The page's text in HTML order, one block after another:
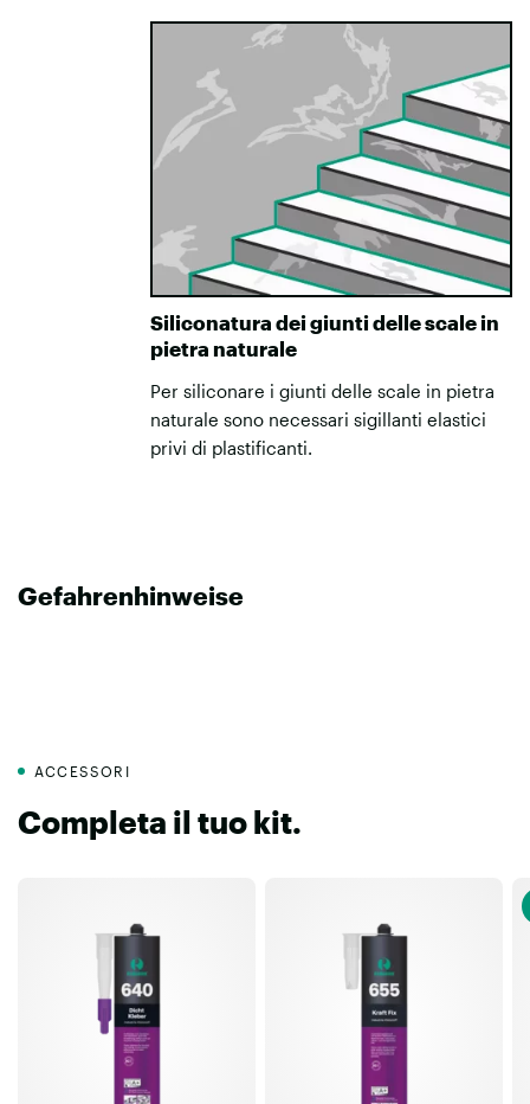
Siliconatura dei giunti delle scale in
pietra naturale
Per siliconare i giunti delle scale in pietra
naturale sono necessari sigillanti elastici
privi di plastificanti.
Gefahrenhinweise
ACCESSORI
Completa il tuo kit.